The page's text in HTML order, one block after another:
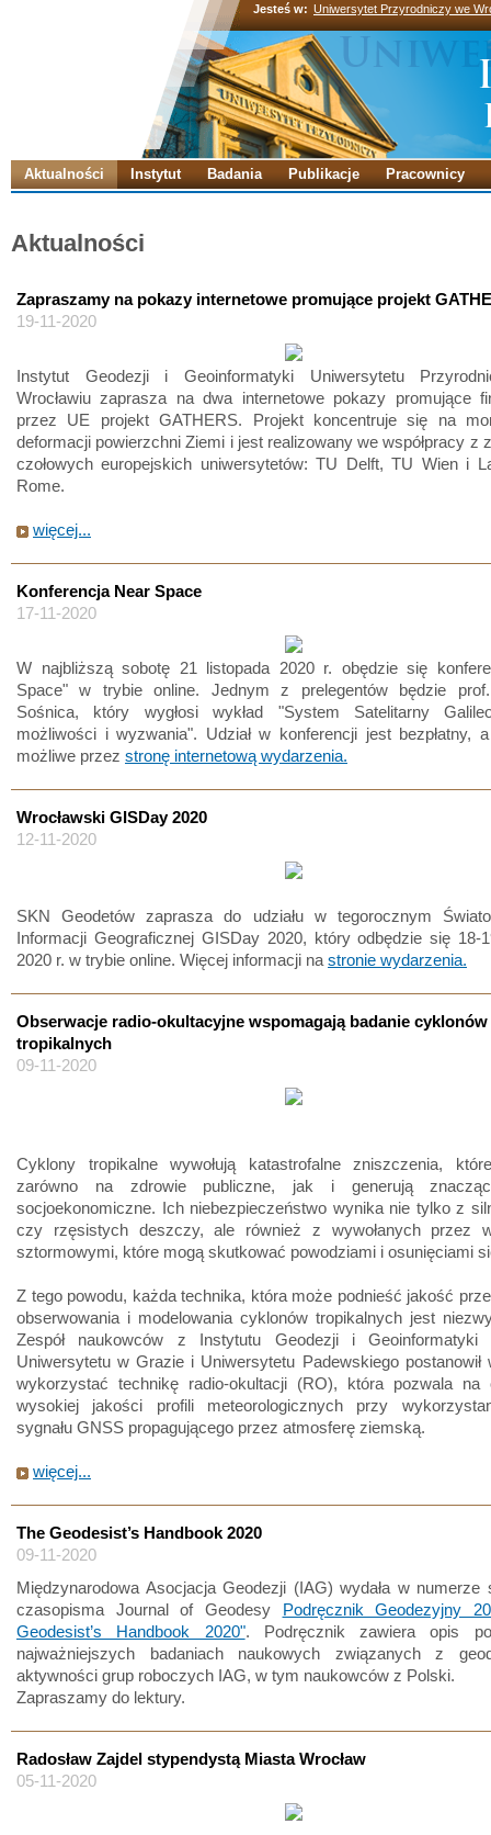
Jesteś w: Uniwersytet Przyrodniczy we
Aktualności Instytut Badania Publikacje Pracownicy
Aktualności
Zapraszamy na pokazy internetowe promujące projekt
19-11-2020
Instytut Geodezji i Geoinformatyki Uniwersytetu
Wrocławiu zaprasza na dwa internetowe pokazy promujące
przez UE projekt GATHERS. Projekt koncentruje się na
deformacji powierzchni Ziemi i jest realizowany we współpracy z
czołowych europejskich uniwersytetów: TU Delft, TU Wien i
Rome.
więcej...
Konferencja Near Space
17-11-2020
W najbliższą sobotę 21 listopada 2020 r. obędzie się
Space" w trybie online. Jednym z prelegentów będzie
Sośnica, który wygłosi wykład "System Satelitarny
możliwości i wyzwania". Udział w konferencji jest bezpłatny,
możliwe przez stronę internetową wydarzenia.
Wrocławski GISDay 2020
12-11-2020
SKN Geodetów zaprasza do udziału w tegorocznym
Informacji Geograficznej GISDay 2020, który odbędzie się 18-
2020 r. w trybie online. Więcej informacji na stronie wydarzenia.
Obserwacje radio-okultacyjne wspomagają badanie cyklonów
tropikalnych
09-11-2020
Cyklony tropikalne wywołują katastrofalne zniszczenia,
zarówno na zdrowie publiczne, jak i generują
socjoekonomiczne. Ich niebezpieczeństwo wynika nie tylko z
czy rzęsistych deszczy, ale również z wywołanych przez
sztormowymi, które mogą skutkować powodziami i osunięciami
Z tego powodu, każda technika, która może podnieść jakość
obserwowania i modelowania cyklonów tropikalnych jest
Zespół naukowców z Instytutu Geodezji i Geoinformatyki
Uniwersytetu w Grazie i Uniwersytetu Padewskiego
wykorzystać technikę radio-okultacji (RO), która pozwala na
wysokiej jakości profili meteorologicznych przy
sygnału GNSS propagującego przez atmosferę ziemską.
więcej...
The Geodesist’s Handbook 2020
09-11-2020
Międzynarodowa Asocjacja Geodezji (IAG) wydała w numerze
czasopisma Journal of Geodesy Podręcznik Geodezyjny
Geodesist’s Handbook 2020". Podręcznik zawiera opis
najważniejszych badaniach naukowych związanych z
aktywności grup roboczych IAG, w tym naukowców z Polski.
Zapraszamy do lektury.
Radosław Zajdel stypendystą Miasta Wrocław
05-11-2020